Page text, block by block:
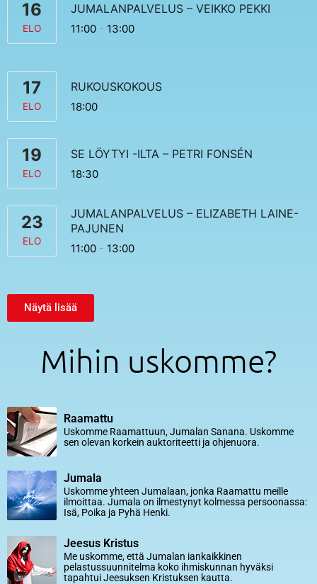
16
ELO
JUMALANPALVELUS – VEIKKO PEKKI
11:00 - 13:00
17
ELO
RUKOUSKOKOUS
18:00
19
ELO
SE LÖYTYI -ILTA – PETRI FONSÉN
18:30
23
ELO
JUMALANPALVELUS – ELIZABETH LAINE-
PAJUNEN
11:00 - 13:00
Näytä lisää
Mihin uskomme?
Raamattu
Uskomme Raamattuun, Jumalan Sanana. Uskomme
sen olevan korkein auktoriteetti ja ohjenuora.
Jumala
Uskomme yhteen Jumalaan, jonka Raamattu meille
ilmoittaa. Jumala on ilmestynyt kolmessa persoonassa:
Isä, Poika ja Pyhä Henki.
Jeesus Kristus
Me uskomme, että Jumalan iankaikkinen
pelastussuunnitelma koko ihmiskunnan hyväksi
tapahtui Jeesuksen Kristuksen kautta.